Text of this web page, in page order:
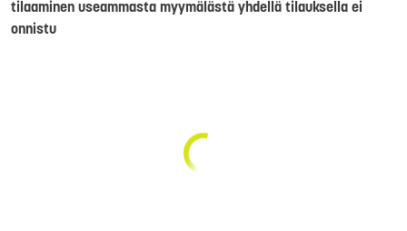
tilaaminen useammasta myymälästä yhdellä tilauksella ei
onnistu